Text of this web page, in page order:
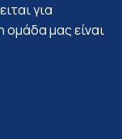
για
ομάδα μας είναι